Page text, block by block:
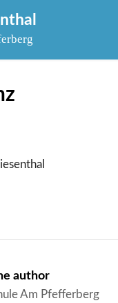
author
Am Pfefferberg